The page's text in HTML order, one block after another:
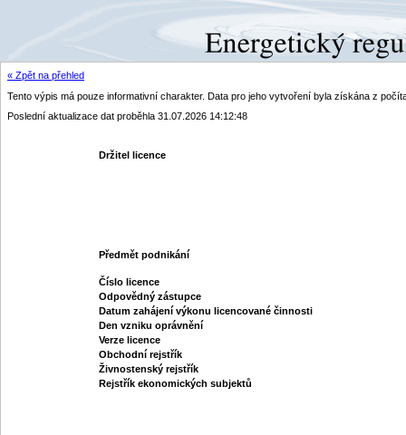
« Zpět na přehled
Tento výpis má pouze informativní charakter. Data pro jeho vytvoření byla získána z
Poslední aktualizace dat proběhla 31.07.2026 14:12:48
Držitel licence
Předmět podnikání
Číslo licence
Odpovědný zástupce
Datum zahájení výkonu licencované činnosti
Den vzniku oprávnění
Verze licence
Obchodní rejstřík
Živnostenský rejstřík
Rejstřík ekonomických subjektů